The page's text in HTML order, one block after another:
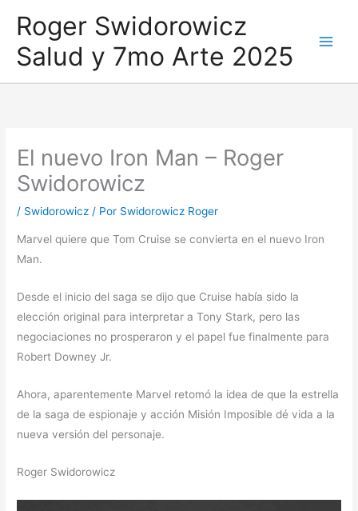
contenido
Roger Swidorowicz
Salud y 7mo Arte 2025
El nuevo Iron Man – Roger
Swidorowicz
/ Swidorowicz / Por Swidorowicz Roger
Marvel quiere que Tom Cruise se convierta en el nuevo Iron
Man.
Desde el inicio del saga se dijo que Cruise había sido la
elección original para interpretar a Tony Stark, pero las
negociaciones no prosperaron y el papel fue finalmente para
Robert Downey Jr.
Ahora, aparentemente Marvel retomó la idea de que la estrella
de la saga de espionaje y acción Misión Imposible dé vida a la
nueva versión del personaje.
Roger Swidorowicz